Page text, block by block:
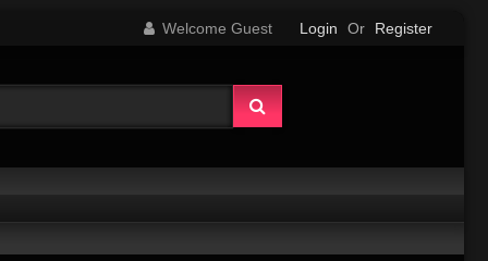
Welcome Guest Login Or Register